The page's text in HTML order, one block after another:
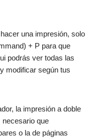
una impresión, solo
+ P para que
podrás ver todas las
modificar según tus
la impresión a doble
necesario que
o la de páginas